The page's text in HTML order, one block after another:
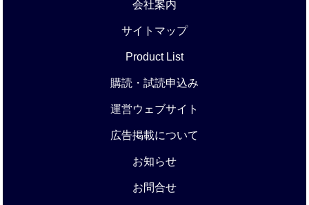
会社案内
サイトマップ
Product List
購読・試読申込み
運営ウェブサイト
広告掲載について
お知らせ
お問合せ